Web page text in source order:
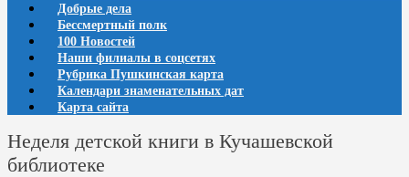
Добрые дела
Бессмертный полк
100 Новостей
Наши филиалы в соцсетях
Рубрика Пушкинская карта
Календари знаменательных дат
Карта сайта
Неделя детской книги в Кучашевской
библиотеке